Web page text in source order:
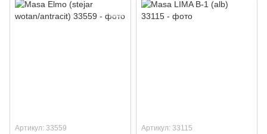
Артикул: 33559 Артикул: 33115